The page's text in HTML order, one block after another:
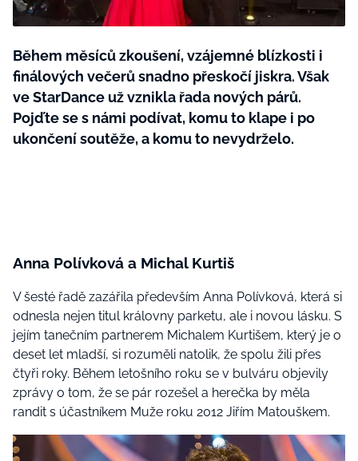
Tvoření
Rady a tipy
BurdaMedia
Extra
SVĚT ŽENY - 599 KČ
ROČNÍ PŘEDPLATNÉ SVĚT ŽENY +
SADA PRODUKTŮ MANA (10 ks)
Během měsíců zkoušení, vzájemné blízkosti i
finálových večerů snadno přeskočí jiskra. Však
ve StarDance už vznikla řada nových párů.
Pojďte se s námi podívat, komu to klape i po
ukončení soutěže, a komu to nevydrželo.
Anna Polívková a Michal Kurtiš
V šesté řadě zazářila především Anna Polívková, která si
odnesla nejen titul královny parketu, ale i novou lásku. S
jejím tanečním partnerem Michalem Kurtišem, který je o
deset let mladší, si rozuměli natolik, že spolu žili přes
čtyři roky. Během letošního roku se v bulváru objevily
zprávy o tom, že se pár rozešel a herečka by měla
randit s účastníkem Muže roku 2012 Jiřím Matouškem.